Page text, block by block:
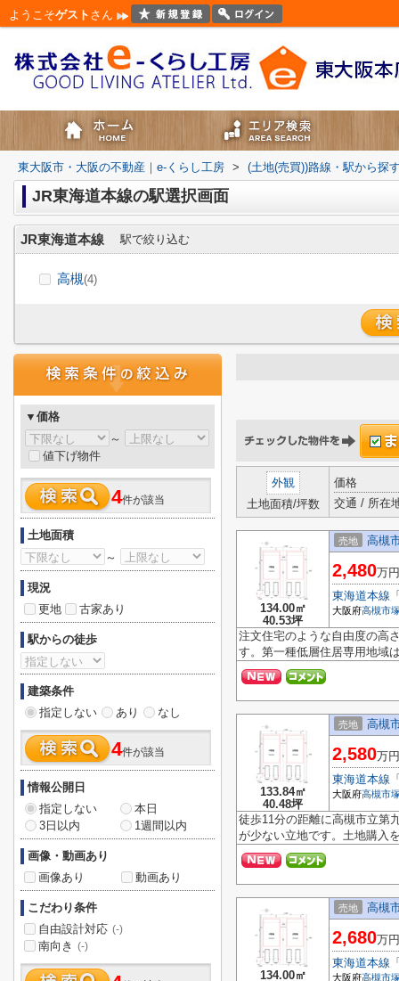
ようこそゲスト さん
東大阪市・大阪の不動産｜e-くらし工房 > (土地(売買))路線・駅から探
JR東海道本線の駅選択画面
JR東海道本線 駅で絞り込む
高槻(4)
外観
土地面積/坪数
価格
交通 / 所在
134.00㎡
40.53坪
売地 高槻
2,480万円
東海道本線
大阪府高槻市
注文住宅のような自由度の高
す。第一種低層住居専用地域
133.84㎡
40.48坪
売地 高槻
2,580万円
東海道本線
大阪府高槻市
徒歩11分の距離に高槻市立第
が少ない立地です。土地購入
134.00㎡
売地 高槻
2,680万円
東海道本線
大阪府高槻市
▼価格
～
値下げ物件
4件が該当
土地面積
～
現況
更地
古家あり
駅からの徒歩
建築条件
指定しない
あり なし
4件が該当
情報公開日
指定しない
本日
3日以内
1週間以内
画像・動画あり
画像あり
動画あり
こだわり条件
自由設計対応 (-)
南向き (-)